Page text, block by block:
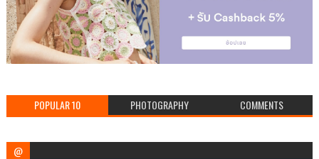
POPULAR 10 PHOTOGRAPHY COMMENTS
@